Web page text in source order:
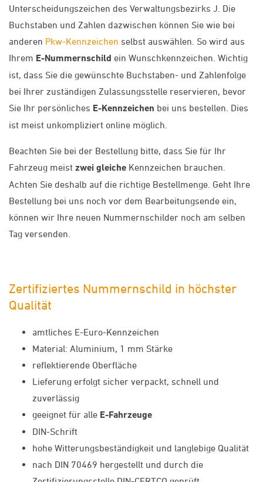
Unterscheidungszeichen des Verwaltungsbezirks J. Die
Buchstaben und Zahlen dazwischen können Sie wie bei
anderen Pkw-Kennzeichen selbst auswählen. So wird aus
Ihrem E-Nummernschild ein Wunschkennzeichen. Wichtig
ist, dass Sie die gewünschte Buchstaben- und Zahlenfolge
bei Ihrer zuständigen Zulassungsstelle reservieren, bevor
Sie Ihr persönliches E-Kennzeichen bei uns bestellen. Dies
ist meist unkompliziert online möglich.
Beachten Sie bei der Bestellung bitte, dass Sie für Ihr
Fahrzeug meist zwei gleiche Kennzeichen brauchen.
Achten Sie deshalb auf die richtige Bestellmenge. Geht Ihre
Bestellung bei uns noch vor dem Bearbeitungsende ein,
können wir Ihre neuen Nummernschilder noch am selben
Tag versenden.
Zertifiziertes Nummernschild in höchster
Qualität
amtliches E-Euro-Kennzeichen
Material: Aluminium, 1 mm Stärke
reflektierende Oberfläche
Lieferung erfolgt sicher verpackt, schnell und
zuverlässig
geeignet für alle E-Fahrzeuge
DIN-Schrift
hohe Witterungsbeständigkeit und langlebige Qualität
nach DIN 70469 hergestellt und durch die